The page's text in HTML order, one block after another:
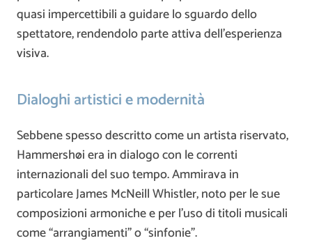
quasi impercettibili a guidare lo sguardo dello
spettatore, rendendolo parte attiva dell’esperienza
visiva.
Dialoghi artistici e modernità
Sebbene spesso descritto come un artista riservato,
Hammershøi era in dialogo con le correnti
internazionali del suo tempo. Ammirava in
particolareJames McNeill Whistler, noto per le sue
composizioni armoniche e per l’uso di titoli musicali
come “arrangiamenti” o “sinfonie”.